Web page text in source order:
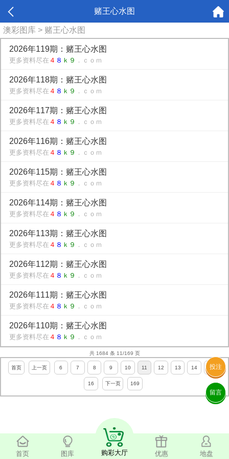
首页 图库 购彩大厅 优惠 地盘
投注
留言
赌王心水图
澳彩图库 > 赌王心水图
2026年119期：赌王心水图
更多资料尽在 ４ ８ ｋ９ ．ｃｏｍ
2026年118期：赌王心水图
更多资料尽在 ４ ８ ｋ９ ．ｃｏｍ
2026年117期：赌王心水图
更多资料尽在 ４ ８ ｋ９ ．ｃｏｍ
2026年116期：赌王心水图
更多资料尽在 ４ ８ ｋ９ ．ｃｏｍ
2026年115期：赌王心水图
更多资料尽在 ４ ８ ｋ９ ．ｃｏｍ
2026年114期：赌王心水图
更多资料尽在 ４ ８ ｋ９ ．ｃｏｍ
2026年113期：赌王心水图
更多资料尽在 ４ ８ ｋ９ ．ｃｏｍ
2026年112期：赌王心水图
更多资料尽在 ４ ８ ｋ９ ．ｃｏｍ
2026年111期：赌王心水图
更多资料尽在 ４ ８ ｋ９ ．ｃｏｍ
2026年110期：赌王心水图
更多资料尽在 ４ ８ ｋ９ ．ｃｏｍ
共 1684 条 11/169 页
首页 上一页 6 7 8 9 10 11 12 13 14 15
16 下一页 169